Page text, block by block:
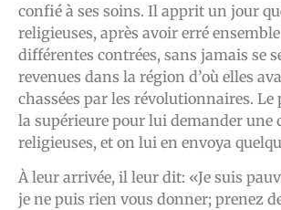
confié à ses soins. Il apprit un jour
religieuses, après avoir erré
différentes contrées, sans jamais se
revenues dans la région d’où elles
chassées par les révolutionnaires. Le
la supérieure pour lui demander une
religieuses, et on lui en envoya
À leur arrivée, il leur dit: «Je suis
je ne puis rien vous donner; prenez